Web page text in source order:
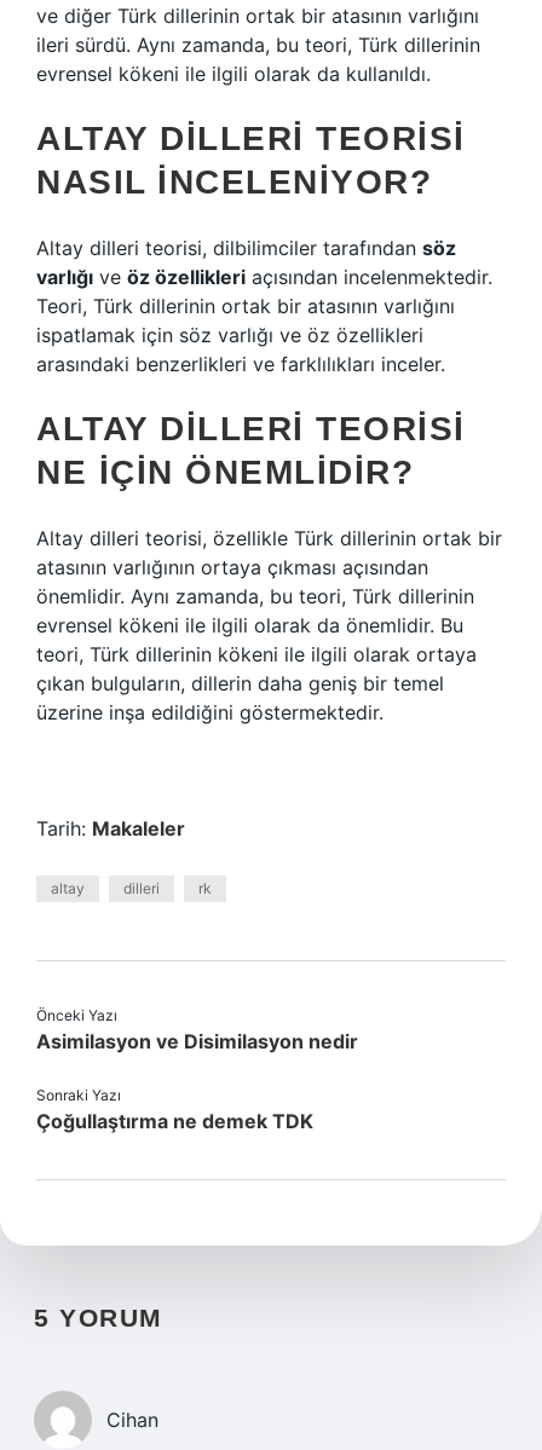
ve diğer Türk dillerinin ortak bir atasının varlığını
ileri sürdü. Aynı zamanda, bu teori, Türk dillerinin
evrensel kökeni ile ilgili olarak da kullanıldı.
ALTAY DILLERI TEORISI
NASIL İNCELENIYOR?
Altay dilleri teorisi, dilbilimciler tarafından söz
varlığı ve öz özellikleri açısından incelenmektedir.
Teori, Türk dillerinin ortak bir atasının varlığını
ispatlamak için söz varlığı ve öz özellikleri
arasındaki benzerlikleri ve farklılıkları inceler.
ALTAY DILLERI TEORISI
NE İÇIN ÖNEMLIDIR?
Altay dilleri teorisi, özellikle Türk dillerinin ortak bir
atasının varlığının ortaya çıkması açısından
önemlidir. Aynı zamanda, bu teori, Türk dillerinin
evrensel kökeni ile ilgili olarak da önemlidir. Bu
teori, Türk dillerinin kökeni ile ilgili olarak ortaya
çıkan bulguların, dillerin daha geniş bir temel
üzerine inşa edildiğini göstermektedir.
Tarih: Makaleler
altay dilleri rk
Önceki Yazı
Asimilasyon ve Disimilasyon nedir
Sonraki Yazı
Çoğullaştırma ne demek TDK
5 YORUM
Cihan